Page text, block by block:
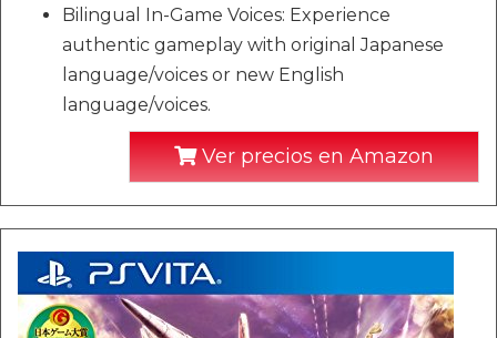
Bilingual In-Game Voices: Experience
authentic gameplay with original Japanese
language/voices or new English
language/voices.
Ver precios en Amazon